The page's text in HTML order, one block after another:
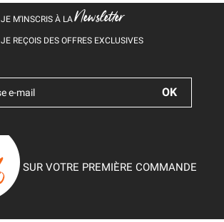
JE M’INSCRIS À LANewsletter
JE REÇOIS DES OFFRES EXCLUSIVES
SUR VOTRE PREMIÈRE COMMANDE